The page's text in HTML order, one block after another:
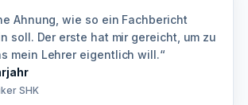
Ahnung, wie so ein Fachbericht
soll. Der erste hat mir gereicht, um zu
mein Lehrer eigentlich will.“
SHK